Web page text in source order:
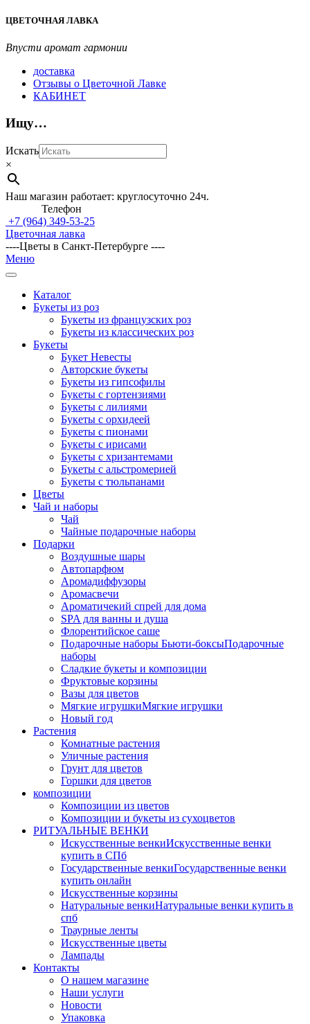
Перейти
содержимому
ЦВЕТОЧНАЯ ЛАВКА
Впусти аромат гармонии
доставка
Отзывы о Цветочной Лавке
КАБИНЕТ
Ищу…
Искать
×
Наш магазин работает: круглосуточно 24ч.
Телефон
+7 (964) 349-53-25
Цветочная лавка
----Цветы в Санкт-Петербурге ----
Главное
навигационное
Меню
Каталог
Букеты из роз
Букеты из французских роз
Букеты из классических роз
Букеты
Букет Невесты
Авторские букеты
Букеты из гипсофилы
Букеты с гортензиями
Букеты с лилиями
Букеты с орхидеей
Букеты с пионами
Букеты с ирисами
Букеты с хризантемами
Букеты с альстромерией
Букеты с тюльпанами
Цветы
Чай и наборы
Чай
Чайные подарочные наборы
Подарки
Воздушные шары
Автопарфюм
Аромадиффузоры
Аромасвечи
Ароматичекий спрей для дома
SPA для ванны и душа
Флорентийское саше
Подарочные наборы Бьюти-боксыПодарочные
наборы
Сладкие букеты и композиции
Фруктовые корзины
Вазы для цветов
Мягкие игрушкиМягкие игрушки
Новый год
Растения
Комнатные растения
Уличные растения
Грунт для цветов
Горшки для цветов
композиции
Композиции из цветов
Композиции и букеты из сухоцветов
РИТУАЛЬНЫЕ ВЕНКИ
Искусственные венкиИскусственные венки
купить в СПб
Государственные венкиГосударственные венки
купить онлайн
Искусственные корзины
Натуральные венкиНатуральные венки купить в
спб
Траурные ленты
Искусственные цветы
Лампады
Контакты
О нашем магазине
Наши услуги
Новости
Упаковка